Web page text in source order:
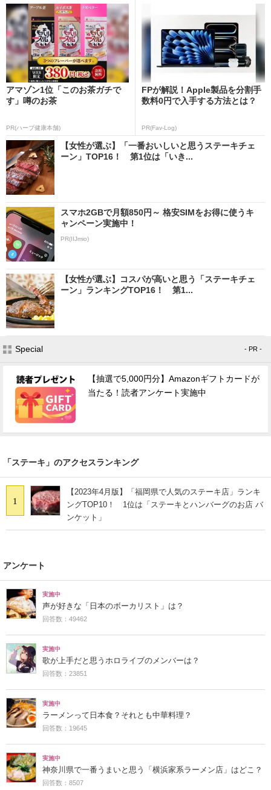
アマゾン1位「このお茶ガチで
す」噂のお茶
PR(ハーブ健康本舗)
FPが解説！Apple製品を分割手
数料0円で入手する方法とは？
PR(Fav-Log)
【女性が選ぶ】「一番おいしいと思うステーキチェ
ーン」TOP16！ 第1位は「いき...
スマホ2GBで月額850円～ 格安SIMをお得に使うキ
ャンペーン実施中！
PR(IIJmio)
【女性が選ぶ】コスパが高いと思う「ステーキチェ
ーン」ランキングTOP16！ 第1...
Special - PR -
【抽選で5,000円分】Amazonギフトカードが
当たる！読者アンケート実施中
「ステーキ」のアクセスランキング
1
【2023年4月版】「福岡県で人気のステーキ店」ランキ
ングTOP10！ 1位は「ステーキとハンバーグのお店 バ
ンケット」
アンケート
実施中
声が好きな「日本のボーカリスト」は？
回答数：49462
実施中
歌が上手だと思うホロライブのメンバーは？
回答数：23851
実施中
ラーメンって日本食？それとも中華料理？
回答数：19645
実施中
神奈川県で一番うまいと思う「横浜家系ラーメン店」はどこ？
回答数：8507